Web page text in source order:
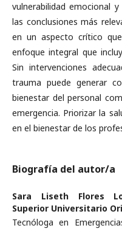
vulnerabilidad emocional
las conclusiones más
en un aspecto crítico
enfoque integral que
Sin intervenciones
trauma puede generar
bienestar del personal
emergencia. Priorizar la
en el bienestar de los
Biografía del autor/a
Sara Liseth Flores
Superior Universitario
Tecnóloga en